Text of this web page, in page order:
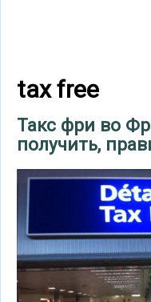
tax free
Такс фри во
получить,